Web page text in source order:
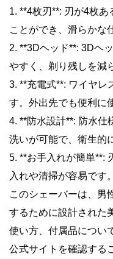
1. **4枚刃**: 刃が4枚
ことができ、滑らかな
2. **3Dヘッド**: 3Dヘ
やすく、剃り残しを減
3. **充電式**: ワイヤレ
す。外出先でも便利に
4. **防水設計**: 防水仕
洗いが可能で、衛生的
5. **お手入れが簡単**:
入れや清掃が容易です。
このシェーバーは、男
するために設計された
使い方、付属品につい
公式サイトを確認する